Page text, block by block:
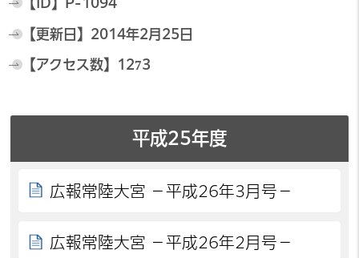
【ID】 P-1094
【更新日】 2014年2月25日
【アクセス数】 1273
平成25年度
広報常陸大宮 －平成26年3月号－
広報常陸大宮 －平成26年2月号－